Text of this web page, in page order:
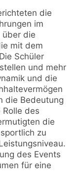
die
im
über die
mit dem
Schüler
und mehr
und die
die Bedeutung
des
die
zu
des Events
für eine